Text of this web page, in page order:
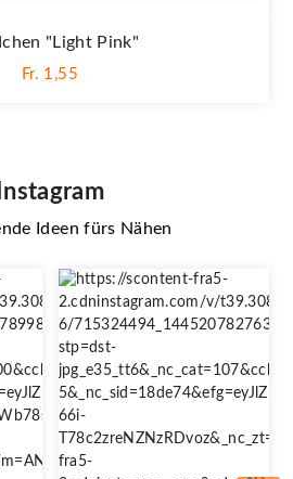
"light Pink"
Fr. 1,55
Instagram
Ideen fürs Nähen